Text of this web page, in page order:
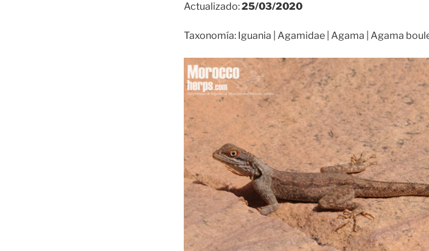
Actualizado:25/03/2020
Taxonomía: Iguania | Agamidae | Agama | Agama